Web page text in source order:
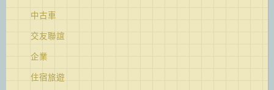
中古車
交友聯誼
企業
住宿旅遊